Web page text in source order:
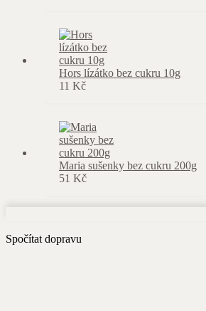
Hors lízátko bez cukru 10g
11 Kč
Maria sušenky bez cukru 200g
51 Kč
Spočítat dopravu